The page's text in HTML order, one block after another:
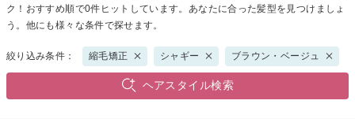
ク！おすすめ順で0件ヒットしています。あなたに合った髪型を見つけましょ
う。他にも様々な条件で探せます。
絞り込み条件： 縮毛矯正 シャギー ブラウン・ベージュ
ヘアスタイル検索